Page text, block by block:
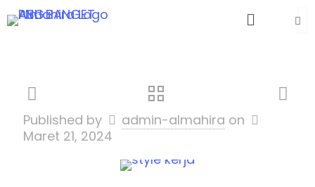
Published by admin-almahira on
Maret 21, 2024